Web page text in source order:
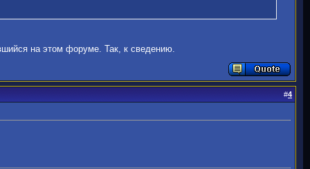
на этом форуме. Так, к сведению.
#4